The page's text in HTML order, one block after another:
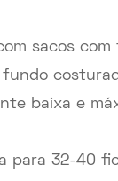
sacos
fundo
baixa e
para 32-40